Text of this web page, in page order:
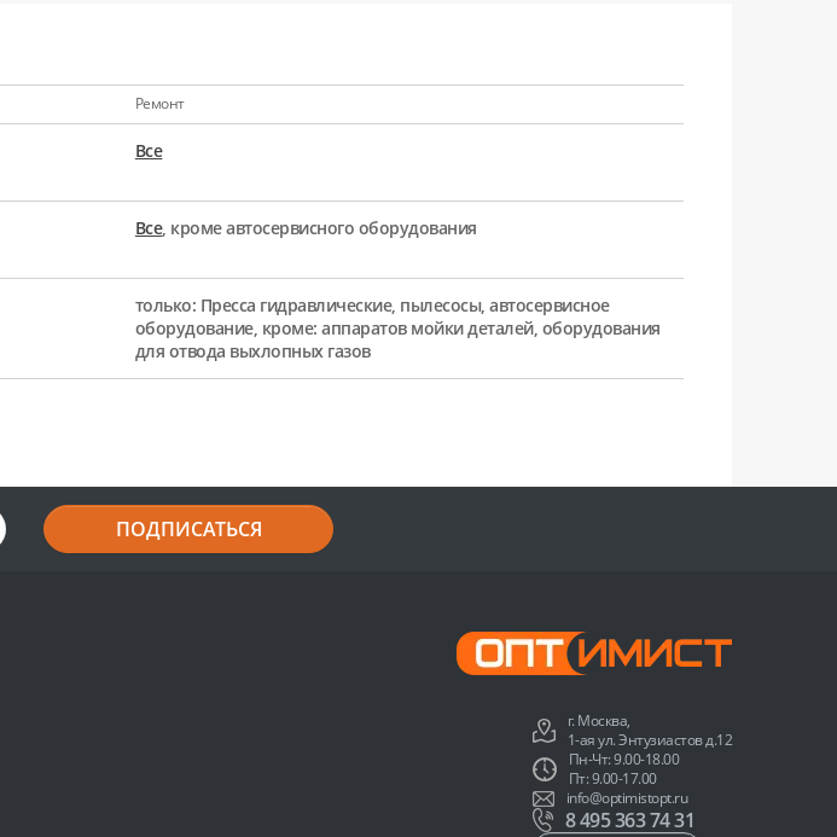
Ремонт
Все
Все, кроме автосервисного оборудования
только: Пресса гидравлические, пылесосы, автосервисное
оборудование, кроме: аппаратов мойки деталей, оборудования
для отвода выхлопных газов
ПОДПИСАТЬСЯ
г. Москва,
1-ая ул. Энтузиастов д.12
Пн-Чт: 9.00-18.00
Пт: 9.00-17.00
info@optimistopt.ru
8 495 363 74 31